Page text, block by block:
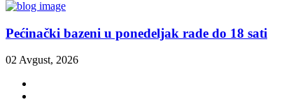
Pećinački bazeni u ponedeljak rade do 18 sati
02 Avgust, 2026